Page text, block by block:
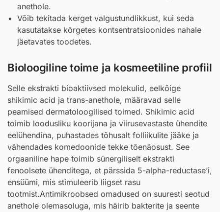
anethole.
Võib tekitada kerget valgustundlikkust, kui seda
kasutatakse kõrgetes kontsentratsioonides nahale
jäetavates toodetes.
Bioloogiline toime ja kosmeetiline profiil
Selle ekstrakti bioaktiivsed molekulid, eelkõige
shikimic acid ja trans-anethole, määravad selle
peamised dermatoloogilised toimed. Shikimic acid
toimib loodusliku koorijana ja viirusevastaste ühendite
eelühendina, puhastades tõhusalt folliikulite jääke ja
vähendades komedoonide tekke tõenäosust. See
orgaaniline hape toimib sünergiliselt ekstrakti
fenoolsete ühenditega, et pärssida 5-alpha-reductase’i,
ensüümi, mis stimuleerib liigset rasu
tootmist.Antimikroobsed omadused on suuresti seotud
anethole olemasoluga, mis häirib bakterite ja seente